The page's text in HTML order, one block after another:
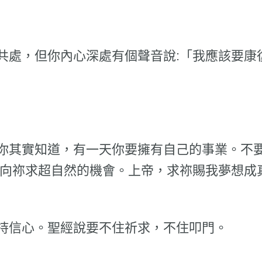
，但你內心深處有個聲音說:「我應該要康
其實知道，有一天你要擁有自己的事業。不
祢求超自然的機會。上帝，求祢賜我夢想成
心。聖經說要不住祈求，不住叩門。